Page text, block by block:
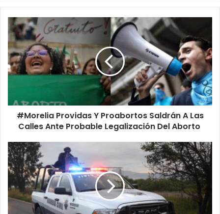
#Morelia
Providas
Y
Proabortos
Saldrán
A
Ante
Probable
Legalización
Aborto
#Morelia Providas Y Proabortos Saldrán A Las
Calles Ante Probable Legalización Del Aborto
Pasa
En
Michoacán:
Guardia
Civil
Rescata